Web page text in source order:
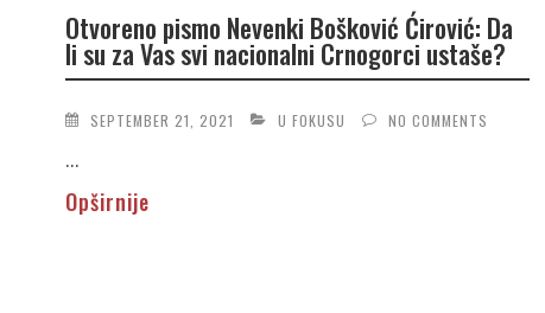
Otvoreno pismo Nevenki Bošković Ćirović: Da
li su za Vas svi nacionalni Crnogorci ustaše?
SEPTEMBER 21, 2021 U FOKUSU NO COMMENTS
...
Opširnije